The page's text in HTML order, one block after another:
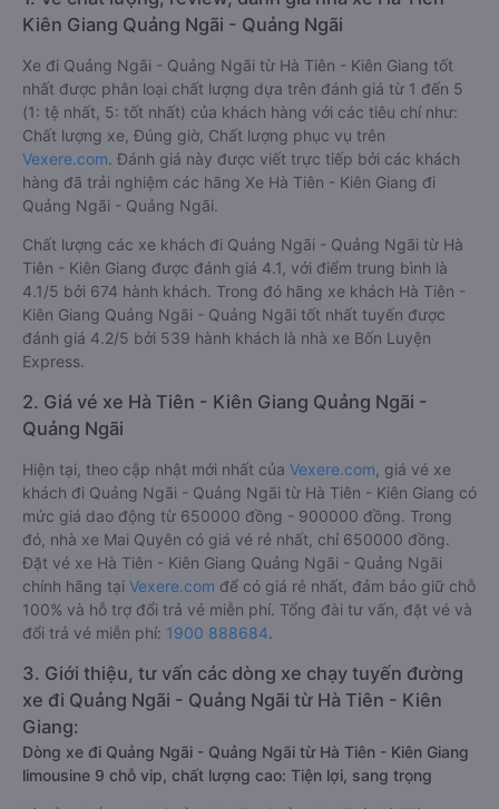
Kiên Giang Quảng Ngãi - Quảng Ngãi
Xe đi Quảng Ngãi - Quảng Ngãi từ Hà Tiên - Kiên Giang tốt
nhất được phân loại chất lượng dựa trên đánh giá từ 1 đến 5
(1: tệ nhất, 5: tốt nhất) của khách hàng với các tiêu chí như:
Chất lượng xe, Đúng giờ, Chất lượng phục vụ trên
Vexere.com. Đánh giá này được viết trực tiếp bởi các khách
hàng đã trải nghiệm các hãng Xe Hà Tiên - Kiên Giang đi
Quảng Ngãi - Quảng Ngãi.
Chất lượng các xe khách đi Quảng Ngãi - Quảng Ngãi từ Hà
Tiên - Kiên Giang được đánh giá 4.1, với điểm trung bình là
4.1/5 bởi 674 hành khách. Trong đó hãng xe khách Hà Tiên -
Kiên Giang Quảng Ngãi - Quảng Ngãi tốt nhất tuyến được
đánh giá 4.2/5 bởi 539 hành khách là nhà xe Bốn Luyện
Express.
2. Giá vé xe Hà Tiên - Kiên Giang Quảng Ngãi -
Quảng Ngãi
Hiện tại, theo cập nhật mới nhất của Vexere.com , giá vé xe
khách đi Quảng Ngãi - Quảng Ngãi từ Hà Tiên - Kiên Giang có
mức giá dao động từ 650000 đồng - 900000 đồng. Trong
đó, nhà xe Mai Quyên có giá vé rẻ nhất, chỉ 650000 đồng.
Đặt vé xe Hà Tiên - Kiên Giang Quảng Ngãi - Quảng Ngãi
chính hãng tại Vexere.com để có giá rẻ nhất, đảm bảo giữ chỗ
100% và hỗ trợ đổi trả vé miễn phí. Tổng đài tư vấn, đặt vé và
đổi trả vé miễn phí: 1900 888684.
3. Giới thiệu, tư vấn các dòng xe chạy tuyến đường
xe đi Quảng Ngãi - Quảng Ngãi từ Hà Tiên - Kiên
Giang:
Dòng xe đi Quảng Ngãi - Quảng Ngãi từ Hà Tiên - Kiên Giang
limousine 9 chỗ vip, chất lượng cao: Tiện lợi, sang trọng